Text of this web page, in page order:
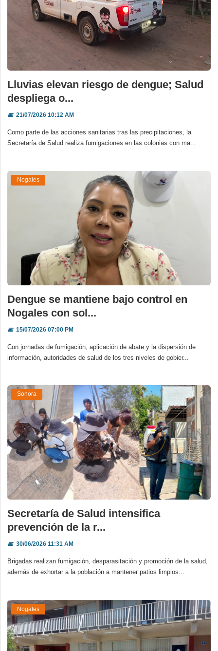
Lluvias elevan riesgo de dengue; Salud
despliega o...
📅21/07/2026 10:12 AM
Como parte de las acciones sanitarias tras las precipitaciones, la
Secretaría de Salud realiza fumigaciones en las colonias con ma...
Nogales
Dengue se mantiene bajo control en
Nogales con sol...
📅15/07/2026 07:00 PM
Con jornadas de fumigación, aplicación de abate y la dispersión de
información, autoridades de salud de los tres niveles de gobier...
Sonora
Secretaría de Salud intensifica
prevención de la r...
📅30/06/2026 11:31 AM
Brigadas realizan fumigación, desparasitación y promoción de la salud,
además de exhortar a la población a mantener patios limpios...
Nogales